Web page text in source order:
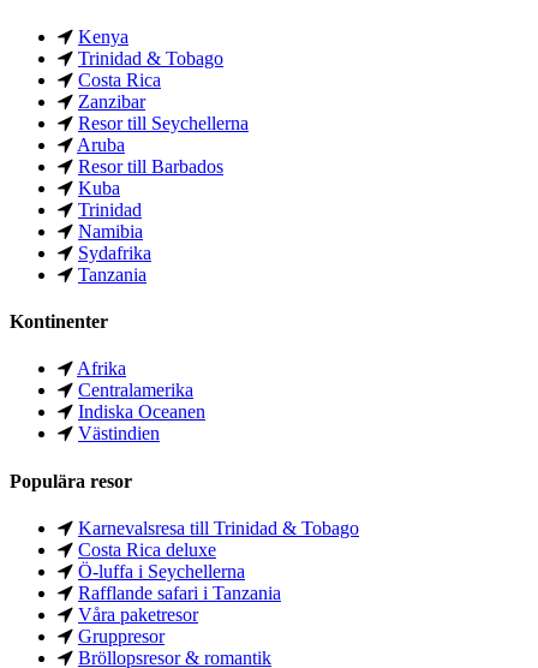
Kenya
Trinidad & Tobago
Costa Rica
Zanzibar
Resor till Seychellerna
Aruba
Resor till Barbados
Kuba
Trinidad
Namibia
Sydafrika
Tanzania
Kontinenter
Afrika
Centralamerika
Indiska Oceanen
Västindien
Populära resor
Karnevalsresa till Trinidad & Tobago
Costa Rica deluxe
Ö-luffa i Seychellerna
Rafflande safari i Tanzania
Våra paketresor
Gruppresor
Bröllopsresor & romantik